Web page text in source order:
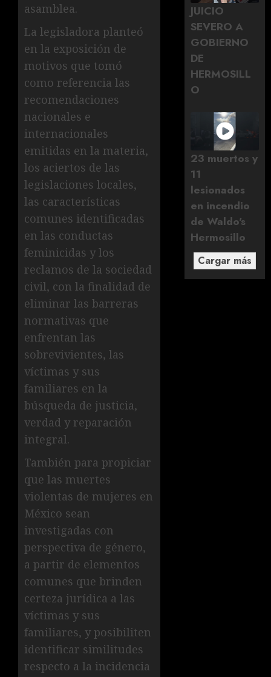
asamblea.
La legisladora planteó
en la exposición de
motivos que tomó
como referencia las
recomendaciones
nacionales e
internacionales
emitidas en la materia,
los aciertos de las
legislaciones locales,
las características
comunes identificadas
en las conductas
feminicidas y los
reclamos de la sociedad
civil, con la finalidad de
eliminar las barreras
normativas que
enfrentan las
sobrevivientes, las
víctimas y sus
familiares en la
búsqueda de justicia,
verdad y reparación
integral.
También para propiciar
que las muertes
violentas de mujeres en
México sean
investigadas con
perspectiva de género,
a partir de elementos
comunes que brinden
certeza jurídica a las
víctimas y sus
familiares, y posibiliten
identificar similitudes
respecto a la incidencia
JUICIO
SEVERO A
GOBIERNO
DE
HERMOSILL
O
23 muertos y
11
lesionados
en incendio
de Waldo's
Hermosillo
Cargar más